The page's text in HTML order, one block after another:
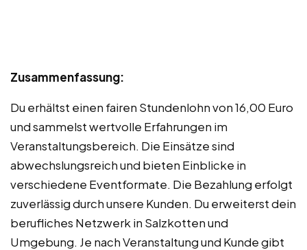
Zusammenfassung:
Du erhältst einen fairen Stundenlohn von 16,00 Euro
und sammelst wertvolle Erfahrungen im
Veranstaltungsbereich. Die Einsätze sind
abwechslungsreich und bieten Einblicke in
verschiedene Eventformate. Die Bezahlung erfolgt
zuverlässig durch unsere Kunden. Du erweiterst dein
berufliches Netzwerk in Salzkotten und
Umgebung. Je nach Veranstaltung und Kunde gibt